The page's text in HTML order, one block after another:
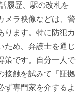
履歴、駅の改札を
メラ映像などは、警
ります。特に防犯カ
ため、弁護士を通じ
策です。自分一人で
接触を試みて「証拠
ず専門家を介するよ